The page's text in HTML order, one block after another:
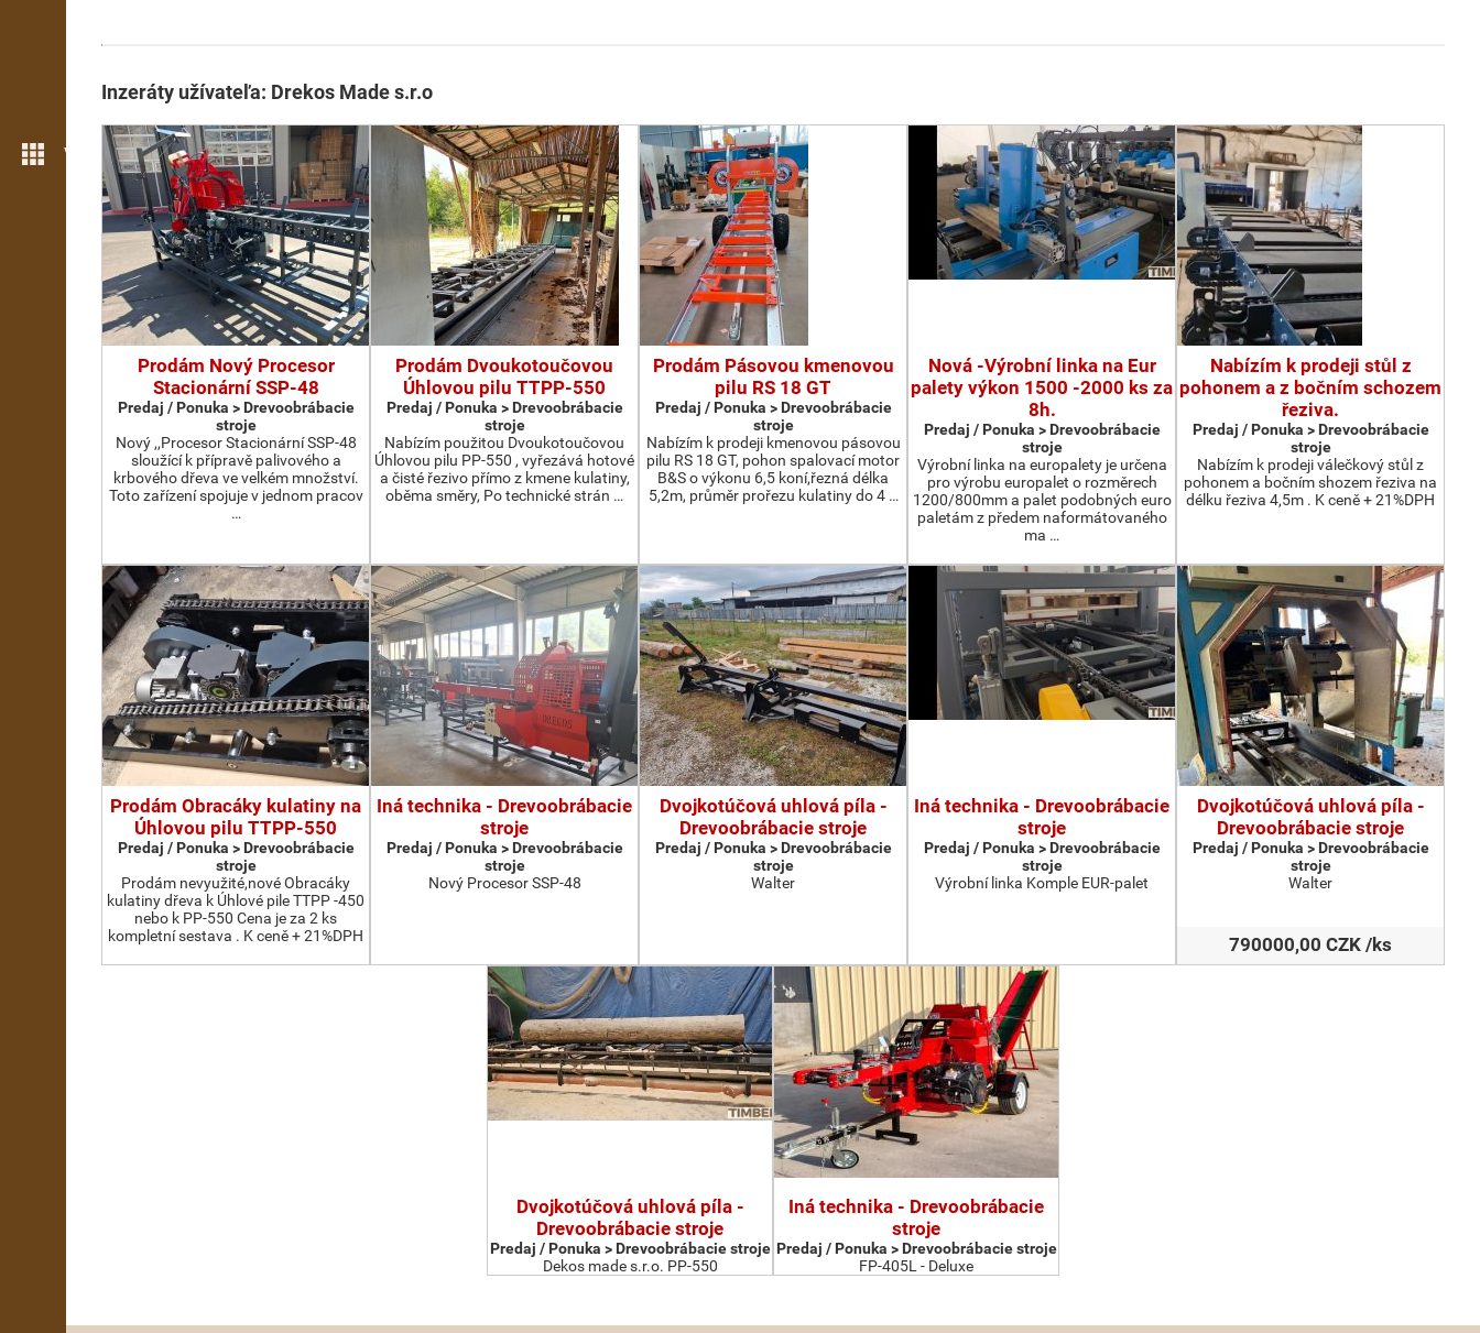
Viac možností
Inzeráty užívateľa: Drekos Made s.r.o
Prodám Nový Procesor
Stacionární SSP-48
Predaj / Ponuka > Drevoobrábacie
stroje
Nový ,,Procesor Stacionární SSP-48
sloužící k přípravě palivového a
krbového dřeva ve velkém množství.
Toto zařízení spojuje v jednom pracov
…
Prodám Dvoukotoučovou
Úhlovou pilu TTPP-550
Predaj / Ponuka > Drevoobrábacie
stroje
Nabízím použitou Dvoukotoučovou
Úhlovou pilu PP-550 , vyřezává hotové
a čisté řezivo přímo z kmene kulatiny,
oběma směry, Po technické strán …
Prodám Pásovou kmenovou
pilu RS 18 GT
Predaj / Ponuka > Drevoobrábacie
stroje
Nabízím k prodeji kmenovou pásovou
pilu RS 18 GT, pohon spalovací motor
B&S o výkonu 6,5 koní,řezná délka
5,2m, průměr prořezu kulatiny do 4 …
Nová -Výrobní linka na Eur
palety výkon 1500 -2000 ks za
8h.
Predaj / Ponuka > Drevoobrábacie
stroje
Výrobní linka na europalety je určena
pro výrobu europalet o rozměrech
1200/800mm a palet podobných euro
paletám z předem naformátovaného
ma …
Nabízím k prodeji stůl z
pohonem a z bočním schozem
řeziva.
Predaj / Ponuka > Drevoobrábacie
stroje
Nabízím k prodeji válečkový stůl z
pohonem a bočním shozem řeziva na
délku řeziva 4,5m . K ceně + 21%DPH
Prodám Obracáky kulatiny na
Úhlovou pilu TTPP-550
Predaj / Ponuka > Drevoobrábacie
stroje
Prodám nevyužité,nové Obracáky
kulatiny dřeva k Úhlové pile TTPP -450
nebo k PP-550 Cena je za 2 ks
kompletní sestava . K ceně + 21%DPH
Iná technika - Drevoobrábacie
stroje
Predaj / Ponuka > Drevoobrábacie
stroje
Nový Procesor SSP-48
Dvojkotúčová uhlová píla -
Drevoobrábacie stroje
Predaj / Ponuka > Drevoobrábacie
stroje
Walter
Iná technika - Drevoobrábacie
stroje
Predaj / Ponuka > Drevoobrábacie
stroje
Výrobní linka Komple EUR-palet
Dvojkotúčová uhlová píla -
Drevoobrábacie stroje
Predaj / Ponuka > Drevoobrábacie
stroje
Walter
790000,00 CZK /ks
Dvojkotúčová uhlová píla -
Drevoobrábacie stroje
Predaj / Ponuka > Drevoobrábacie stroje
Dekos made s.r.o. PP-550
Iná technika - Drevoobrábacie
stroje
Predaj / Ponuka > Drevoobrábacie stroje
FP-405L - Deluxe